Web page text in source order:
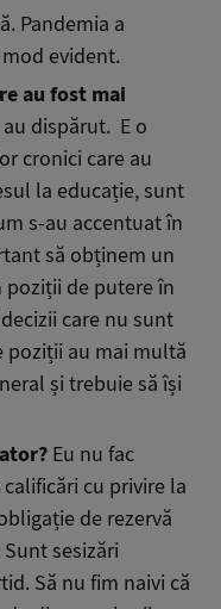
Pandemia a
evident.
au fost mai
au dispărut. E o
cronici care au
la educație, sunt
s-au accentuat în
să obținem un
poziții de putere în
care nu sunt
poziții au mai multă
și trebuie să își
Eu nu fac
cu privire la
de rezervă
sesizări
Să nu fim naivi că